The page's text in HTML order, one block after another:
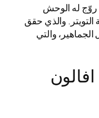
روّج له الوحش
والذي حقق
والتي